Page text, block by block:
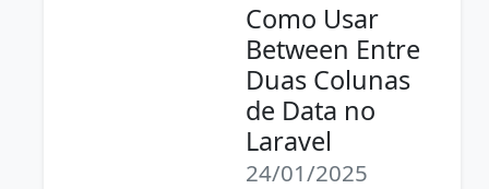
Como Usar
Between Entre
Duas Colunas
de Data no
Laravel
24/01/2025